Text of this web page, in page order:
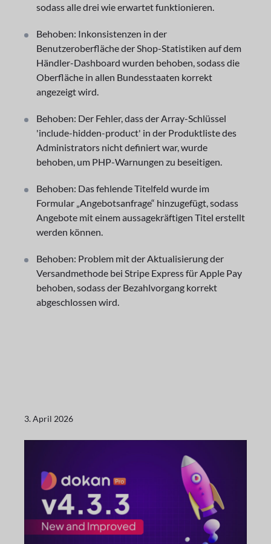
sodass alle drei wie erwartet funktionieren.
Behoben: Inkonsistenzen in der
Benutzeroberfläche der Shop-Statistiken auf dem
Händler-Dashboard wurden behoben, sodass die
Oberfläche in allen Bundesstaaten korrekt
angezeigt wird.
Behoben: Der Fehler, dass der Array-Schlüssel
'include-hidden-product' in der Produktliste des
Administrators nicht definiert war, wurde
behoben, um PHP-Warnungen zu beseitigen.
Behoben: Das fehlende Titelfeld wurde im
Formular „Angebotsanfrage“ hinzugefügt, sodass
Angebote mit einem aussagekräftigen Titel erstellt
werden können.
Behoben: Problem mit der Aktualisierung der
Versandmethode bei Stripe Express für Apple Pay
behoben, sodass der Bezahlvorgang korrekt
abgeschlossen wird.
3. April 2026